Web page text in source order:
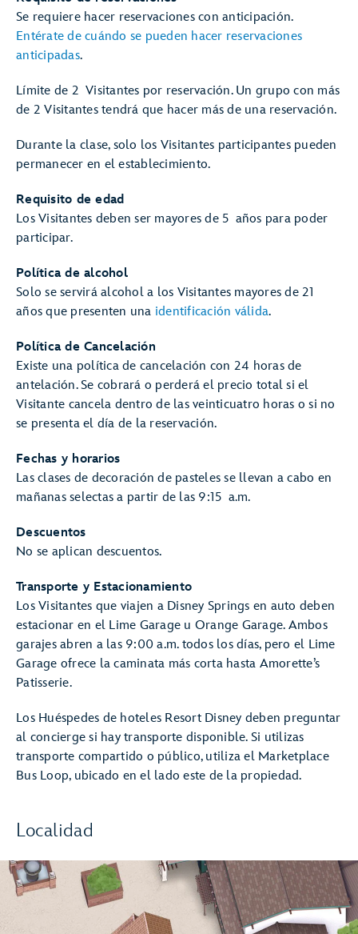
Se requiere hacer reservaciones con anticipación.
Entérate de cuándo se pueden hacer reservaciones
anticipadas.
Límite de 2 Visitantes por reservación. Un grupo con más
de 2 Visitantes tendrá que hacer más de una reservación.
Durante la clase, solo los Visitantes participantes pueden
permanecer en el establecimiento.
Requisito de edad
Los Visitantes deben ser mayores de 5 años para poder
participar.
Política de alcohol
Solo se servirá alcohol a los Visitantes mayores de 21
años que presenten una identificación válida.
Política de Cancelación
Existe una política de cancelación con 24 horas de
antelación. Se cobrará o perderá el precio total si el
Visitante cancela dentro de las veinticuatro horas o si no
se presenta el día de la reservación.
Fechas y horarios
Las clases de decoración de pasteles se llevan a cabo en
mañanas selectas a partir de las 9:15 a.m.
Descuentos
No se aplican descuentos.
Transporte y Estacionamiento
Los Visitantes que viajen a Disney Springs en auto deben
estacionar en el Lime Garage u Orange Garage. Ambos
garajes abren a las 9:00 a.m. todos los días, pero el Lime
Garage ofrece la caminata más corta hasta Amorette’s
Patisserie.
Los Huéspedes de hoteles Resort Disney deben preguntar
al concierge si hay transporte disponible. Si utilizas
transporte compartido o público, utiliza el Marketplace
Bus Loop, ubicado en el lado este de la propiedad.
Localidad